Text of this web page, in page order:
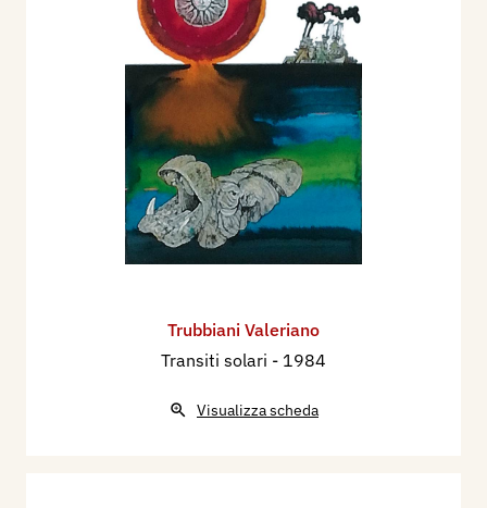
Trubbiani Valeriano
Transiti solari - 1984
Visualizza scheda